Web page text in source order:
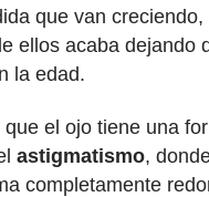
que van creciendo,
ellos acaba dejando
la edad.
el ojo tiene una
astigmatismo,
completamente